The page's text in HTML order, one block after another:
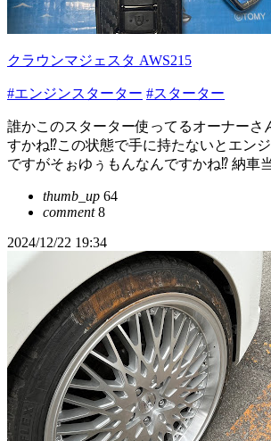
クラウンマジェスタ AWS215
#エンジンスターター #スターター
誰かこのスターター使ってるオーナーさ
すかね⁉️この状態で手に持たないとエン
ですがそぉゆぅもんなんですかね⁉️ 納車
thumb_up 64
comment8
2024/12/22 19:34